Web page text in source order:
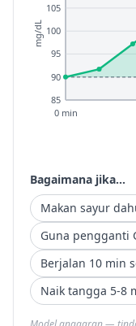
85
90
95
100
105
0 min
mg/dL
Bagaimana jika...
Makan sayur
Guna pengganti
Berjalan 10 min
Naik tangga 5-8